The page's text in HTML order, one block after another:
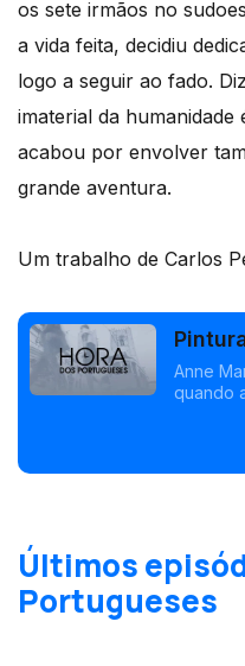
os sete irmãos no
a vida feita, decidiu
logo a seguir ao fado.
imaterial da
acabou por envolver
grande aventura.
Um trabalho de Carlos
Anne
quando
irmãos
já com
primeiro
Últimos
Portugueses